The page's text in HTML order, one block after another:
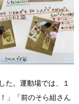
た。運動場では、１
」「前のそら組さん